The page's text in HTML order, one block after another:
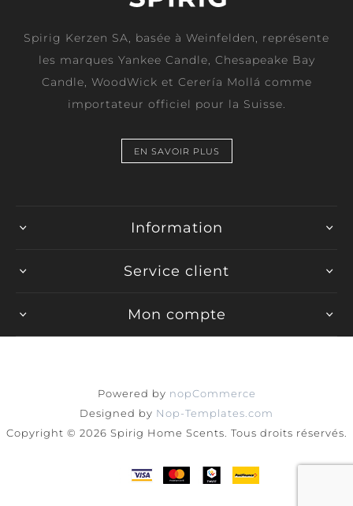
Spirig Kerzen SA, basée à Weinfelden, représente
les marques Yankee Candle, Chesapeake Bay
Candle, WoodWick et Cerería Mollá comme
importateur officiel pour la Suisse.
EN SAVOIR PLUS
Information
Service client
Mon compte
Powered by nopCommerce
Designed by Nop-Templates.com
Copyright © 2026 Spirig Home Scents. Tous droits réservés.